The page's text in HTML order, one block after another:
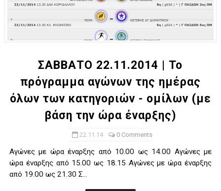
ΣΑΒΒΑΤΟ 22.11.2014 | Το
πρόγραμμα αγώνων της ημέρας
όλων των κατηγοριών - ομίλων (με
βάση την ώρα έναρξης)
22.11.14 0 Comments
Αγώνες με ώρα έναρξης από 10.00 ως 14.00 Αγώνες με
ώρα έναρξης από 15.00 ως 18.15 Αγώνες με ώρα έναρξης
από 19.00 ως 21.30 Σ...